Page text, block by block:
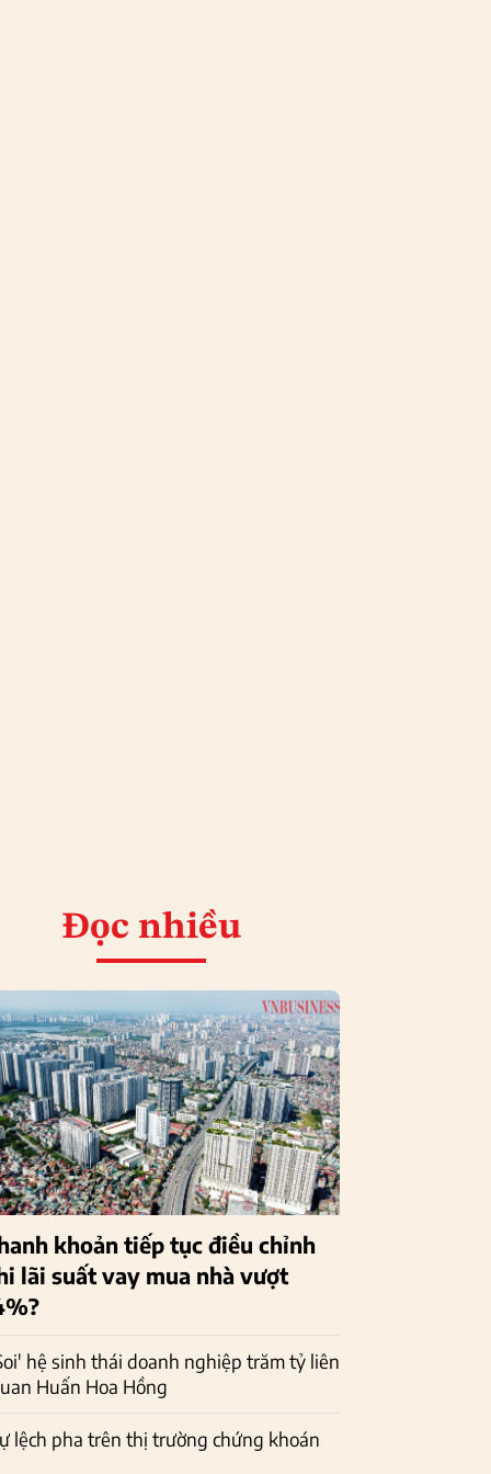
Đọc nhiều
khoản tiếp tục điều chỉnh
lãi suất vay mua nhà vượt
hệ sinh thái doanh nghiệp trăm tỷ liên
Huấn Hoa Hồng
lệch pha trên thị trường chứng khoán